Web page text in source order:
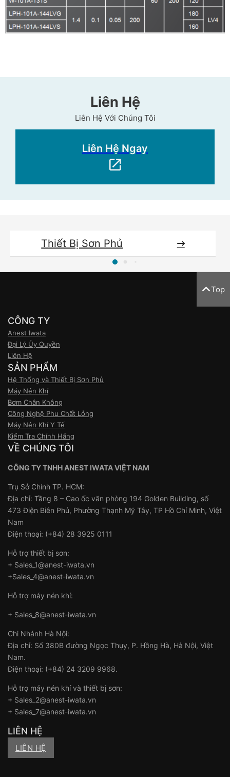
Liên Hệ
Liên Hệ Với Chúng Tôi
Liên Hệ Ngay
Thiết Bị Sơn Phủ
Top
CÔNG TY
Anest Iwata
Đại Lý Ủy Quyền
Liên Hệ
SẢN PHẨM
Hệ Thống và Thiết Bị Sơn Phủ
Máy Nén Khí
Bơm Chân Không
Công Nghệ Phu Chất Lỏng
Máy Nén Khí Y Tế
Kiểm Tra Chính Hãng
VỀ CHÚNG TÔI
CÔNG TY TNHH ANEST IWATA VIỆT NAM
Trụ Sở Chính TP. HCM:
Địa chỉ: Tầng 8 – Cao ốc văn phòng 194 Golden Building, số
473 Điện Biên Phủ, Phường Thạnh Mỹ Tây, TP Hồ Chí Minh, Việt
Nam
Điện thoại: (+84) 28 3925 0111
Hỗ trợ thiết bị sơn:
+ Sales_1@anest-iwata.vn
+Sales_4@anest-iwata.vn
Hỗ trợ máy nén khí:
+ Sales_8@anest-iwata.vn
Chi Nhánh Hà Nội:
Địa chỉ: Số 380B đường Ngọc Thụy, P. Hồng Hà, Hà Nội, Việt
Nam.
Điện thoại: (+84) 24 3209 9968.
Hỗ trọ máy nén khí và thiết bị sơn:
+ Sales_2@anest-iwata.vn
+ Sales_7@anest-iwata.vn
LIÊN HỆ
LIÊN HỆ